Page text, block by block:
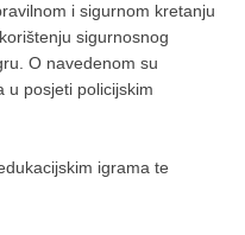
i sigurnom kretanju
sigurnosnog
O navedenom su
u posjeti policijskim
igrama te